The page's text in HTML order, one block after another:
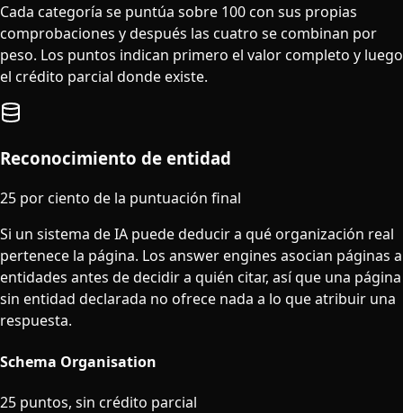
Cada categoría se puntúa sobre 100 con sus propias
comprobaciones y después las cuatro se combinan por
peso. Los puntos indican primero el valor completo y luego
el crédito parcial donde existe.
Reconocimiento de entidad
25 por ciento de la puntuación final
Si un sistema de IA puede deducir a qué organización real
pertenece la página. Los answer engines asocian páginas a
entidades antes de decidir a quién citar, así que una página
sin entidad declarada no ofrece nada a lo que atribuir una
respuesta.
Schema Organisation
25 puntos, sin crédito parcial